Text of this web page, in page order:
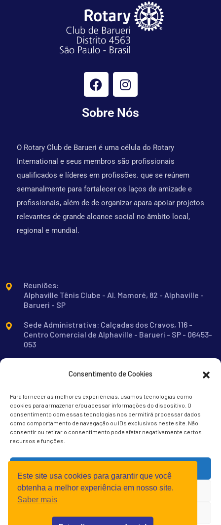
Consentimento de Cookies
Para fornecer as melhores experiências, usamos tecnologias como
cookies para armazenar e/ou acessar informações do dispositivo. O
consentimento com essas tecnologias nos permitirá processar dados
como comportamento de navegação ou IDs exclusivos neste site. Não
consentir ou retirar o consentimento pode afetar negativamente certos
recursos e funções.
Negar
Sobre Nós
O Rotary Club de Barueri é uma célula do Rotary
International e seus membros são profissionais
qualificados e líderes em profissões. que se reúnem
semanalmente para fortalecer os laços de amizade e
profissionais, além de de organizar apara apoiar projetos
relevantes de grande alcance social no âmbito local,
regional e mundial.
Reuniões:
Alphaville Tênis Clube - Al. Mamoré, 82 - Alphaville -
Barueri - SP
Sede Administrativa: Calçadas dos Cravos, 116 -
Centro Comercial de Alphaville - Barueri - SP - 06453-
053
Rotary Club de Barueri 2022 © Todos os Direitos
Termos de Uso
Política de Privacidade
Este site usa cookies para garantir que você
obtenha a melhor experiência em nosso site.
Saber mais